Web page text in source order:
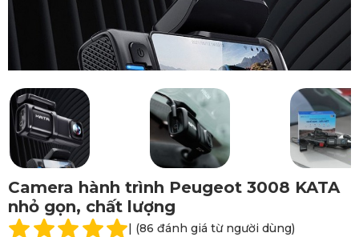
Camera hành trình Peugeot 3008 KATA
nhỏ gọn, chất lượng
| (86 đánh giá từ người dùng)